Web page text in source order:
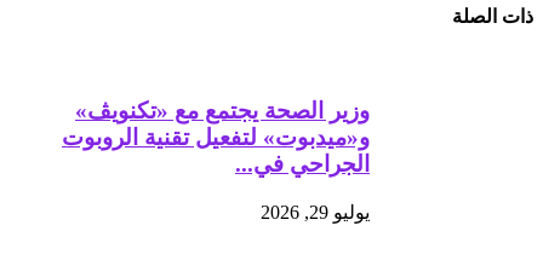
ذات الصلة
وزير الصحة يجتمع مع «تكنويڤ»
و«ميدبوت» لتفعيل تقنية الروبوت
الجراحي في...
يوليو 29, 2026